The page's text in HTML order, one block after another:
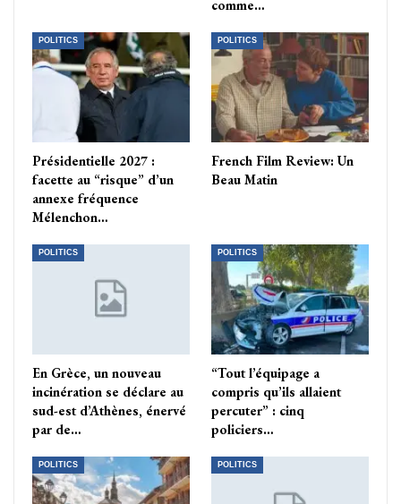
comme…
POLITICS
Présidentielle 2027 :
facette au “risque” d’un
annexe fréquence
Mélenchon…
POLITICS
French Film Review: Un
Beau Matin
POLITICS
En Grèce, un nouveau
incinération se déclare au
sud-est d’Athènes, énervé
par de…
POLITICS
“Tout l’équipage a
compris qu’ils allaient
percuter” : cinq
policiers…
POLITICS POLITICS